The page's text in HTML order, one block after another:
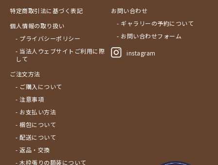
特定商取引法に基づく表記
個人情報の取り扱い
- プライバシーポリシー
- 当法人ウェブサイトご利用に際
して
ご注文方法
- ご購入について
- 注意事項
- お支払い方法
- 梱包について
- 配送について
- 返品・交換
- 木枠張りの額装について
お問い合わせ
- ギャラリーの予約について
- お問い合わせフォーム
instagram